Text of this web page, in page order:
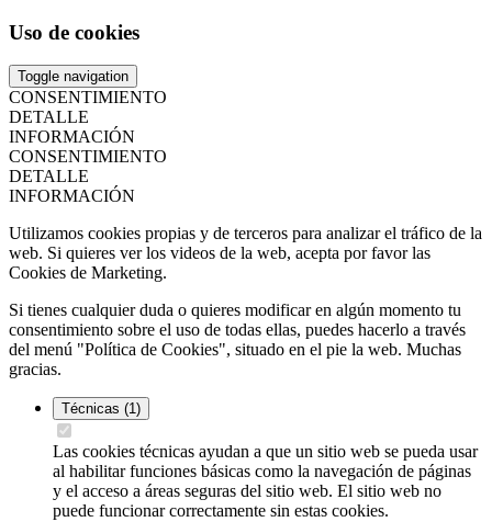
Uso de cookies
Toggle navigation
CONSENTIMIENTO
DETALLE
INFORMACIÓN
CONSENTIMIENTO
DETALLE
INFORMACIÓN
Utilizamos cookies propias y de terceros para analizar el tráfico de la
web. Si quieres ver los videos de la web, acepta por favor las
Cookies de Marketing.
Si tienes cualquier duda o quieres modificar en algún momento tu
consentimiento sobre el uso de todas ellas, puedes hacerlo a través
del menú "Política de Cookies", situado en el pie la web. Muchas
gracias.
Técnicas (1)
Las cookies técnicas ayudan a que un sitio web se pueda usar
al habilitar funciones básicas como la navegación de páginas
y el acceso a áreas seguras del sitio web. El sitio web no
puede funcionar correctamente sin estas cookies.